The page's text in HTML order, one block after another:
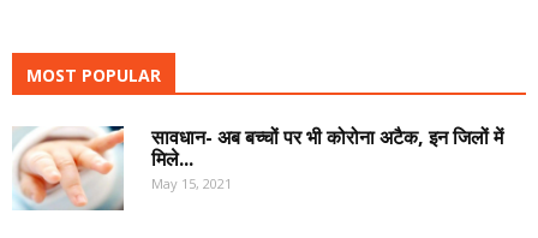
MOST POPULAR
सावधान- अब बच्चों पर भी कोरोना अटैक, इन जिलों में
मिले...
May 15, 2021